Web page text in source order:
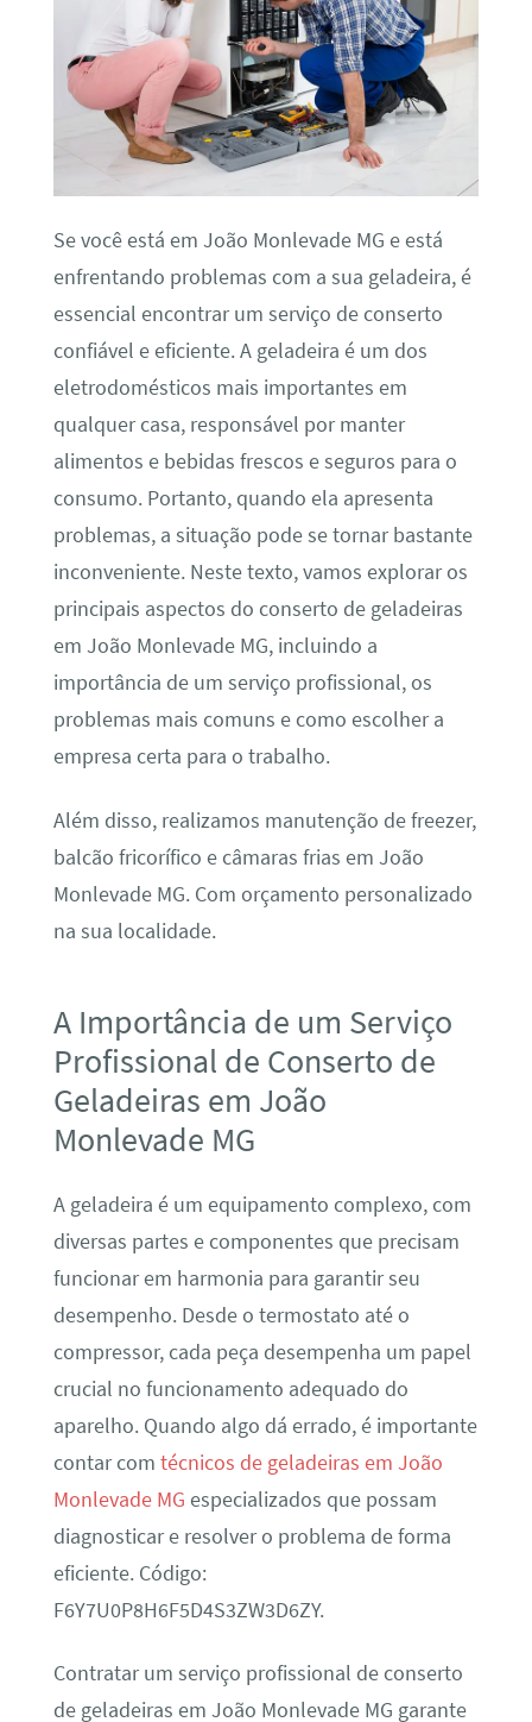
Se você está em João Monlevade MG e está
enfrentando problemas com a sua geladeira, é
essencial encontrar um serviço de conserto
confiável e eficiente. A geladeira é um dos
eletrodomésticos mais importantes em
qualquer casa, responsável por manter
alimentos e bebidas frescos e seguros para o
consumo. Portanto, quando ela apresenta
problemas, a situação pode se tornar bastante
inconveniente. Neste texto, vamos explorar os
principais aspectos do conserto de geladeiras
em João Monlevade MG, incluindo a
importância de um serviço profissional, os
problemas mais comuns e como escolher a
empresa certa para o trabalho.
Além disso, realizamos manutenção de freezer,
balcão fricorífico e câmaras frias em João
Monlevade MG. Com orçamento personalizado
na sua localidade.
A Importância de um Serviço
Profissional de Conserto de
Geladeiras em João
Monlevade MG
A geladeira é um equipamento complexo, com
diversas partes e componentes que precisam
funcionar em harmonia para garantir seu
desempenho. Desde o termostato até o
compressor, cada peça desempenha um papel
crucial no funcionamento adequado do
aparelho. Quando algo dá errado, é importante
contar com técnicos de geladeiras em João
Monlevade MG especializados que possam
diagnosticar e resolver o problema de forma
eficiente. Código:
F6Y7U0P8H6F5D4S3ZW3D6ZY.
Contratar um serviço profissional de conserto
de geladeiras em João Monlevade MG garante